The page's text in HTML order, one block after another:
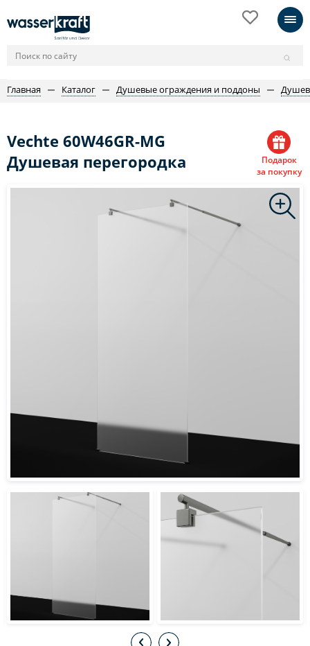
Главная Каталог Душевые ограждения и поддоны
Vechte 60W46GR-MG
Душевая перегородка
Подарок
за покупку